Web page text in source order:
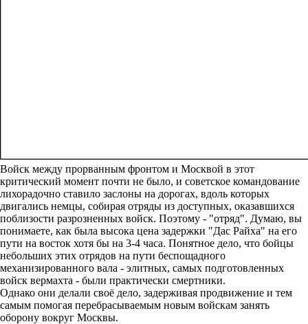
Войск между прорванным фронтом и Москвой в этот
критический момент почти не было, и советское командование
лихорадочно ставило заслоны на дорогах, вдоль которых
двигались немцы, собирая отряды из доступных, оказавшихся
поблизости разрозненных войск. Поэтому - "отряд". Думаю, вы
понимаете, как была высока цена задержки "Дас Райха" на его
пути на восток хотя бы на 3-4 часа. Понятное дело, что бойцы
небольших этих отрядов на пути беспощадного
механизированного вала - элитных, самых подготовленных
войск вермахта - были практически смертники.
Однако они делали своё дело, задерживая продвижение и тем
самым помогая перебрасываемым новым войскам занять
оборону вокруг Москвы.